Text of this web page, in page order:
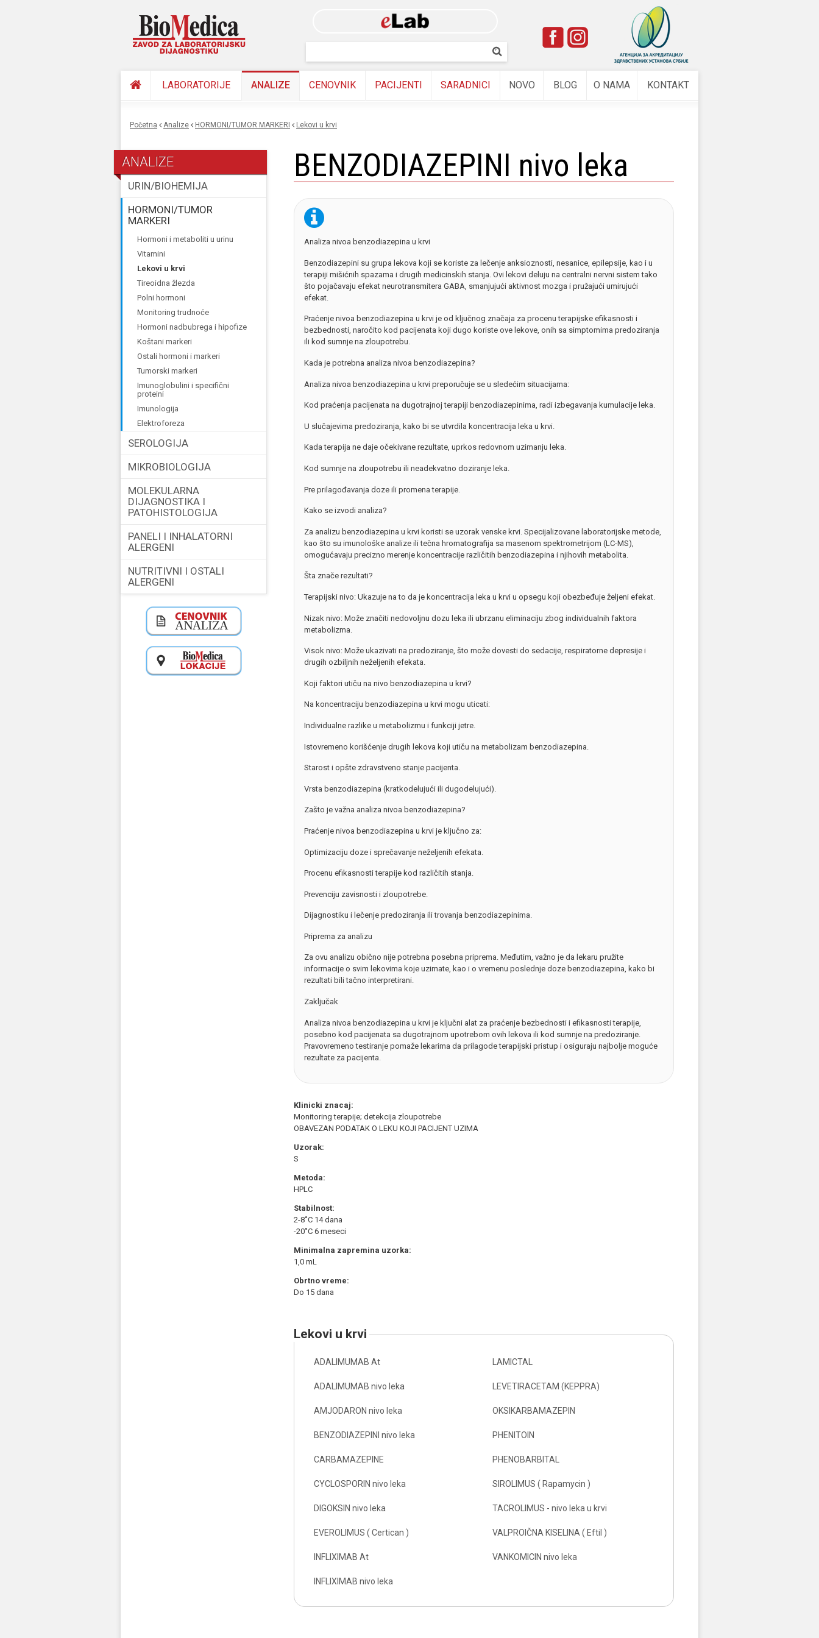
main
content
Pretraživanje
LABORATORIJE ANALIZE CENOVNIK PACIJENTI SARADNICI NOVO BLOG O NAMA KONTAKT
Početna Analize HORMONI/TUMOR MARKERI lekovi u krvi
BENZODIAZEPINI nivo leka
Analiza nivoa benzodiazepina u krvi
Benzodiazepini su grupa lekova koji se koriste za lečenje anksioznosti, nesanice, epilepsije, kao i u
terapiji mišićnih spazama i drugih medicinskih stanja. Ovi lekovi deluju na centralni nervni sistem tako
što pojačavaju efekat neurotransmitera GABA, smanjujući aktivnost mozga i pružajući umirujući
efekat.
Praćenje nivoa benzodiazepina u krvi je od ključnog značaja za procenu terapijske efikasnosti i
bezbednosti, naročito kod pacijenata koji dugo koriste ove lekove, onih sa simptomima predoziranja
ili kod sumnje na zloupotrebu.
Kada je potrebna analiza nivoa benzodiazepina?
Analiza nivoa benzodiazepina u krvi preporučuje se u sledećim situacijama:
Kod praćenja pacijenata na dugotrajnoj terapiji benzodiazepinima, radi izbegavanja kumulacije leka.
U slučajevima predoziranja, kako bi se utvrdila koncentracija leka u krvi.
Kada terapija ne daje očekivane rezultate, uprkos redovnom uzimanju leka.
Kod sumnje na zloupotrebu ili neadekvatno doziranje leka.
Pre prilagođavanja doze ili promena terapije.
Kako se izvodi analiza?
Za analizu benzodiazepina u krvi koristi se uzorak venske krvi. Specijalizovane laboratorijske metode,
kao što su imunološke analize ili tečna hromatografija sa masenom spektrometrijom (LC-MS),
omogućavaju precizno merenje koncentracije različitih benzodiazepina i njihovih metabolita.
Šta znače rezultati?
Terapijski nivo: Ukazuje na to da je koncentracija leka u krvi u opsegu koji obezbeđuje željeni efekat.
Nizak nivo: Može značiti nedovoljnu dozu leka ili ubrzanu eliminaciju zbog individualnih faktora
metabolizma.
Visok nivo: Može ukazivati na predoziranje, što može dovesti do sedacije, respiratorne depresije i
drugih ozbiljnih neželjenih efekata.
Koji faktori utiču na nivo benzodiazepina u krvi?
Na koncentraciju benzodiazepina u krvi mogu uticati:
Individualne razlike u metabolizmu i funkciji jetre.
Istovremeno korišćenje drugih lekova koji utiču na metabolizam benzodiazepina.
Starost i opšte zdravstveno stanje pacijenta.
Vrsta benzodiazepina (kratkodelujući ili dugodelujući).
Zašto je važna analiza nivoa benzodiazepina?
Praćenje nivoa benzodiazepina u krvi je ključno za:
Optimizaciju doze i sprečavanje neželjenih efekata.
Procenu efikasnosti terapije kod različitih stanja.
Prevenciju zavisnosti i zloupotrebe.
Dijagnostiku i lečenje predoziranja ili trovanja benzodiazepinima.
Priprema za analizu
Za ovu analizu obično nije potrebna posebna priprema. Međutim, važno je da lekaru pružite
informacije o svim lekovima koje uzimate, kao i o vremenu poslednje doze benzodiazepina, kako bi
rezultati bili tačno interpretirani.
Zaključak
Analiza nivoa benzodiazepina u krvi je ključni alat za praćenje bezbednosti i efikasnosti terapije,
posebno kod pacijenata sa dugotrajnom upotrebom ovih lekova ili kod sumnje na predoziranje.
Pravovremeno testiranje pomaže lekarima da prilagode terapijski pristup i osiguraju najbolje moguće
rezultate za pacijenta.
Klinicki znacaj:
Monitoring terapije; detekcija zloupotrebe
OBAVEZAN PODATAK O LEKU KOJI PACIJENT UZIMA
Uzorak:
S
Metoda:
HPLC
Stabilnost:
2-8˚C 14 dana
-20˚C 6 meseci
Minimalna zapremina uzorka:
1,0 mL
Obrtno vreme:
Do 15 dana
lekovi u krvi
ADALIMUMAB At LAMICTAL
ADALIMUMAB nivo leka LEVETIRACETAM (KEPPRA)
AMJODARON nivo leka OKSIKARBAMAZEPIN
BENZODIAZEPINI nivo leka PHENITOIN
CARBAMAZEPINE PHENOBARBITAL
CYCLOSPORIN nivo leka SIROLIMUS ( Rapamycin )
DIGOKSIN nivo leka TACROLIMUS - nivo leka u krvi
EVEROLIMUS ( Certican ) VALPROIČNA KISELINA ( Eftil )
INFLIXIMAB At VANKOMICIN nivo leka
INFLIXIMAB nivo leka
ANALIZE
URIN/BIOHEMIJA
HORMONI/TUMOR
MARKERI
hormoni i metaboliti u urinu
vitamini
lekovi u krvi
tireoidna žlezda
polni hormoni
monitoring trudnoće
hormoni nadbubrega i hipofize
koštani markeri
ostali hormoni i markeri
tumorski markeri
imunoglobulini i specifični
proteini
imunologija
elektroforeza
SEROLOGIJA
MIKROBIOLOGIJA
MOLEKULARNA
DIJAGNOSTIKA I
PATOHISTOLOGIJA
PANELI I INHALATORNI
ALERGENI
NUTRITIVNI I OSTALI
ALERGENI